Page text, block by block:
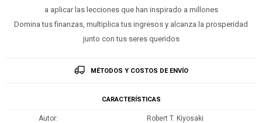
a aplicar las lecciones que han inspirado a millones
Domina tus finanzas, multiplica tus ingresos y alcanza la prosperidad
junto con tus seres queridos
MÉTODOS Y COSTOS DE ENVÍO
CARACTERÍSTICAS
Autor Robert T. Kiyosaki